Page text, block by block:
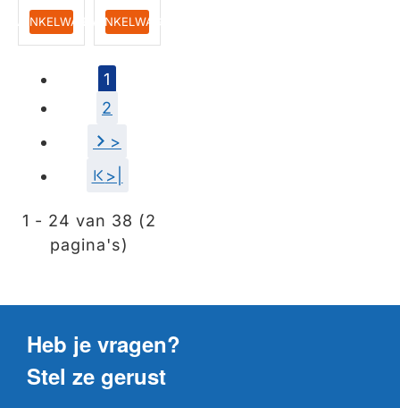
IN WINKELWAGENIN WINKELWAGEN
1
2
>
>|
1 - 24 van 38 (2
pagina's)
Heb je vragen?
Stel ze gerust